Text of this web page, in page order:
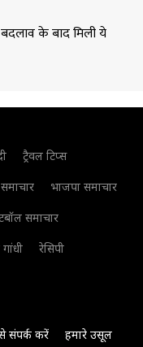
के बाद मिली ये
ट्रैवल टिप्स
भाजपा समाचार
समाचार
रेसिपी
संपर्क करें हमारे उसूल